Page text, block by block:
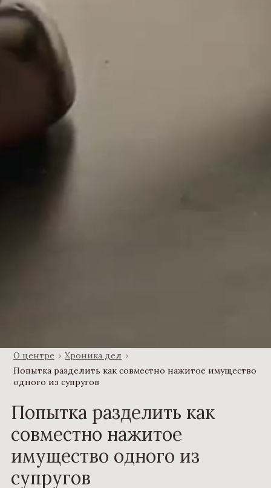
О центре › Хроника дел ›
Попытка разделить как совместно нажитое имущество
одного из супругов
Попытка разделить как
совместно нажитое
имущество одного из
супругов